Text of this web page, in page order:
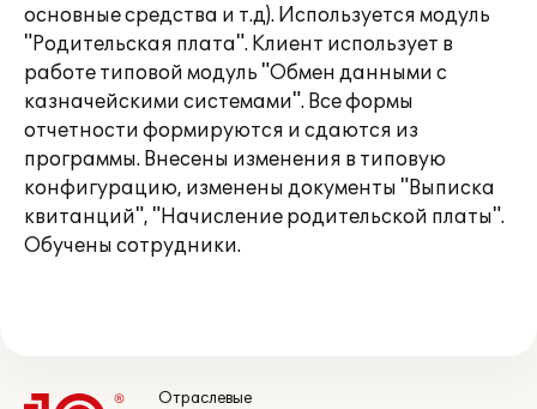
основные средства и т.д). Используется модуль
"Родительская плата". Клиент использует в
работе типовой модуль "Обмен данными с
казначейскими системами". Все формы
отчетности формируются и сдаются из
программы. Внесены изменения в типовую
конфигурацию, изменены документы "Выписка
квитанций", "Начисление родительской платы".
Обучены сотрудники.
Отраслевые